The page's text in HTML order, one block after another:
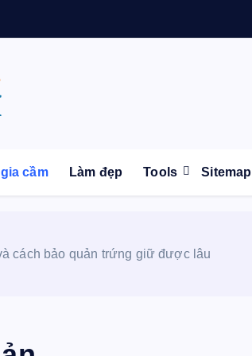
Tips | Pets | Life
cầm Làm đẹp Tools Sitemap
cách bảo quản trứng giữ được lâu